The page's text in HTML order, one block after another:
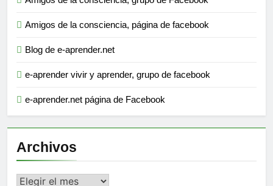
Amigos de la consciencia, página de facebook
Blog de e-aprender.net
e-aprender vivir y aprender, grupo de facebook
e-aprender.net página de Facebook
Archivos
Archivos